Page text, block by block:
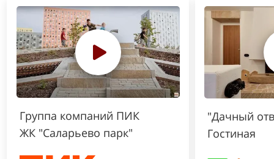
Группа компаний ПИК
ЖК "Саларьево парк"
"Дачный
Гостиная